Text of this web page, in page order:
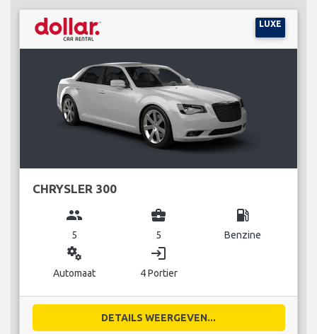
LUXE
CHRYSLER 300
group
5
business_center
5
local_gas_station
Benzine
miscellaneous_services
Automaat
login
4 Portier
DETAILS WEERGEVEN...